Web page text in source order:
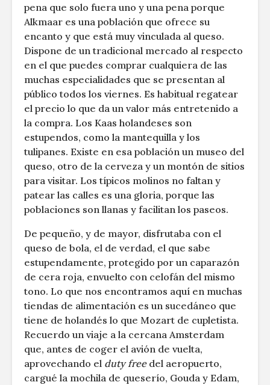
pena que solo fuera uno y una pena porque
Alkmaar es una población que ofrece su
encanto y que está muy vinculada al queso.
Dispone de un tradicional mercado al respecto
en el que puedes comprar cualquiera de las
muchas especialidades que se presentan al
público todos los viernes. Es habitual regatear
el precio lo que da un valor más entretenido a
la compra. Los Kaas holandeses son
estupendos, como la mantequilla y los
tulipanes. Existe en esa población un museo del
queso, otro de la cerveza y un montón de sitios
para visitar. Los típicos molinos no faltan y
patear las calles es una gloria, porque las
poblaciones son llanas y facilitan los paseos.
De pequeño, y de mayor, disfrutaba con el
queso de bola, el de verdad, el que sabe
estupendamente, protegido por un caparazón
de cera roja, envuelto con celofán del mismo
tono. Lo que nos encontramos aquí en muchas
tiendas de alimentación es un sucedáneo que
tiene de holandés lo que Mozart de cupletista.
Recuerdo un viaje a la cercana Amsterdam
que, antes de coger el avión de vuelta,
aprovechando el duty freedel aeropuerto,
cargué la mochila de queserío, Gouda y Edam,